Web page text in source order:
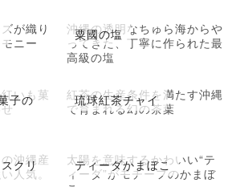
が織り
ニー
粟國の塩
沖縄の透明なちゅら海からや
ってきた、丁寧に作られた最
高級の塩
子の
いも菓
琉球紅茶チャイ
紅茶の生産条件を満たす沖縄
で育まれる幻の茶葉
クリ
沖縄産
人気。
ティーダかまぼこ
太陽を意味するかわいい“テ
ィーダ”がモチーフのかまぼ